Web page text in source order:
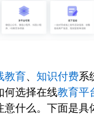
教育、 知识付费系
何选择在线教育平
什么。下面是具